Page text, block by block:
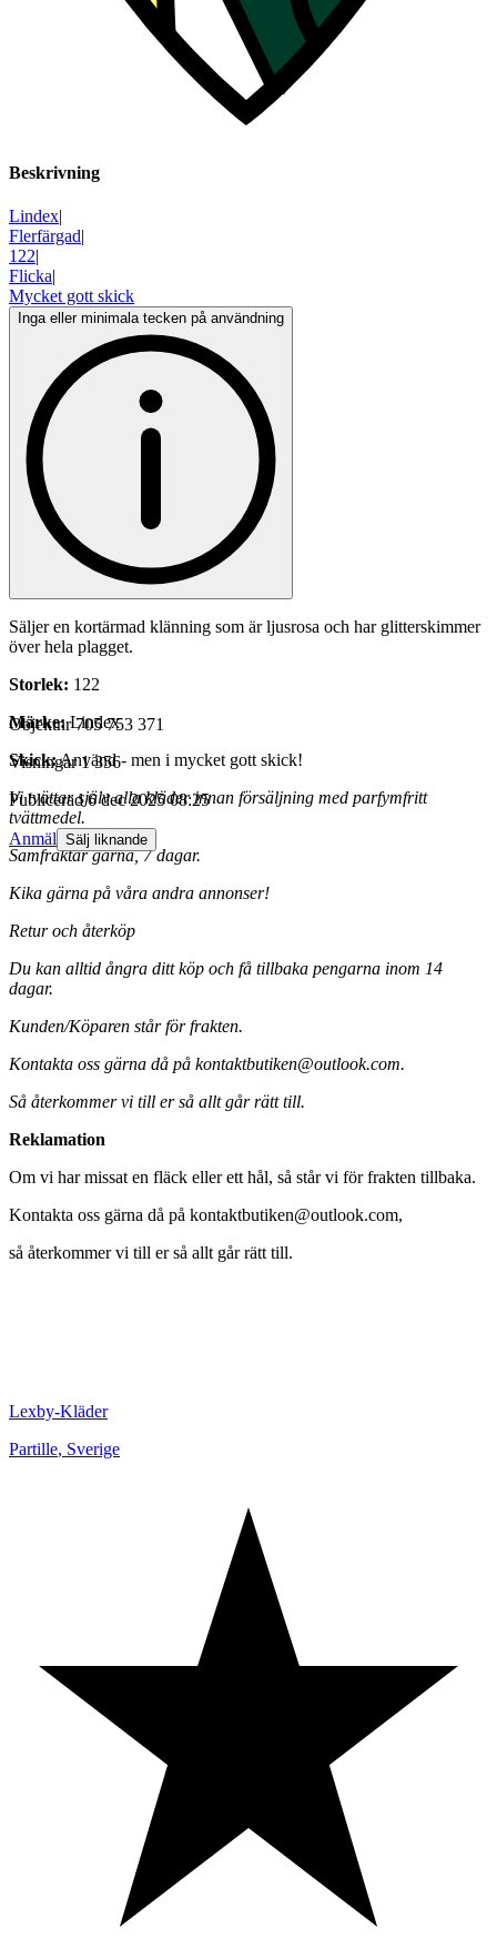
Beskrivning
Lindex|
Flerfärgad|
122|
Flicka|
Mycket gott skick
Inga eller minimala tecken på användning
Säljer en kortärmad klänning som är ljusrosa och har glitterskimmer
över hela plagget.
Storlek: 122
Märke:Lindex
Skick:Använd - men i mycket gott skick!
Vi tvättar själv alla kläder innan försäljning med parfymfritt
tvättmedel.
Samfraktar gärna, 7 dagar.
Kika gärna på våra andra annonser!
Retur och återköp
Du kan alltid ångra ditt köp och få tillbaka pengarna inom 14
dagar.
Kunden/Köparen står för frakten.
Kontakta oss gärna då på kontaktbutiken@outlook.com.
Så återkommer vi till er så allt går rätt till.
Reklamation
Om vi har missat en fläck eller ett hål, så står vi för frakten tillbaka.
Kontakta oss gärna då på kontaktbutiken@outlook.com,
så återkommer vi till er så allt går rätt till.
Objektnr 705 753 371
Visningar 1 356
Publicerad 6 dec 2025 08:25
Anmäl Sälj liknande
Lexby-Kläder
Partille, Sverige